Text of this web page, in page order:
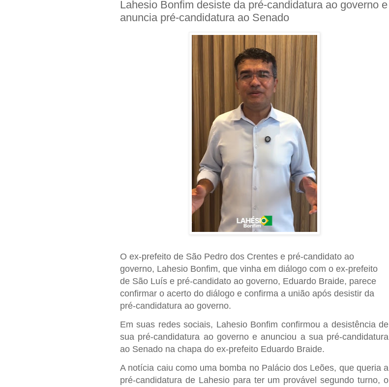
Lahesio Bonfim desiste da pré-candidatura ao governo e
anuncia pré-candidatura ao Senado
O ex-prefeito de São Pedro dos Crentes e pré-candidato ao
governo, Lahesio Bonfim, que vinha em diálogo com o ex-prefeito
de São Luís e pré-candidato ao governo, Eduardo Braide, parece
confirmar o acerto do diálogo e confirma a união após desistir da
pré-candidatura ao governo.
Em suas redes sociais, Lahesio Bonfim confirmou a desistência de
sua pré-candidatura ao governo e anunciou a sua pré-candidatura
ao Senado na chapa do ex-prefeito Eduardo Braide.
A notícia caiu como uma bomba no Palácio dos Leões, que queria a
pré-candidatura de Lahesio para ter um provável segundo turno, o